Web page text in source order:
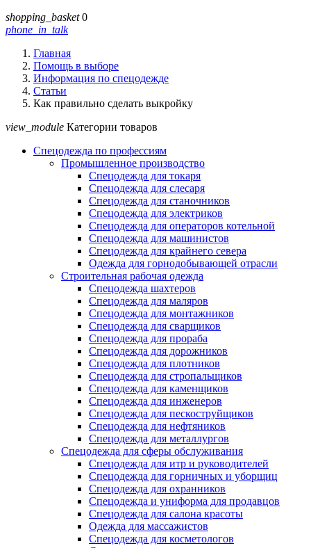
shopping_basket 0
phone_in_talk
Главная
Помощь в выборе
Информация по спецодежде
Статьи
Как правильно сделать выкройку
view_module Категории товаров
Спецодежда по профессиям
Промышленное производство
Спецодежда для токаря
Спецодежда для слесаря
Спецодежда для станочников
Спецодежда для электриков
Спецодежда для операторов котельной
Спецодежда для машинистов
Спецодежда для крайнего севера
Одежда для горнодобывающей отрасли
Строительная рабочая одежда
Спецодежда шахтеров
Спецодежда для маляров
Спецодежда для монтажников
Спецодежда для сварщиков
Спецодежда для прораба
Спецодежда для дорожников
Спецодежда для плотников
Спецодежда для стропальщиков
Спецодежда для каменщиков
Спецодежда для инженеров
Спецодежда для пескоструйщиков
Спецодежда для нефтяников
Спецодежда для металлургов
Спецодежда для сферы обслуживания
Спецодежда для итр и руководителей
Спецодежда для горничных и уборщиц
Спецодежда для охранников
Спецодежда и униформа для продавцов
Спецодежда для салона красоты
Одежда для массажистов
Спецодежда для косметологов